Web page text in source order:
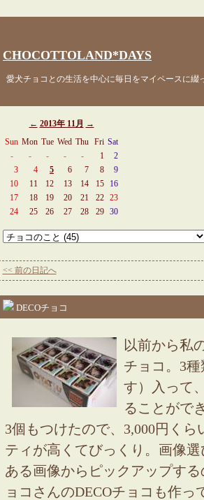
CHOCOTTOLAND*DAYS
愛犬チョコとの生活を中心に毎日をマイペースに綴
← 2013年 11月 →
Sun Mon Tue Wed Thu Fri Sat
-
- - - - 1
2
3
4 5 6 7 8
9
10
11 12 13 14 15
16
17
18 19 20 21 22 23
24
25 26 27 28 29 30
<< 前の日記へ
DECOチョコ
以前から私
チョコ。3
す）入って
ることがで
3個もつけたので、3,000円く
ティが高くてびっくり。画像
ある画像からピックアップす
ョコさんのDECOチョコも作